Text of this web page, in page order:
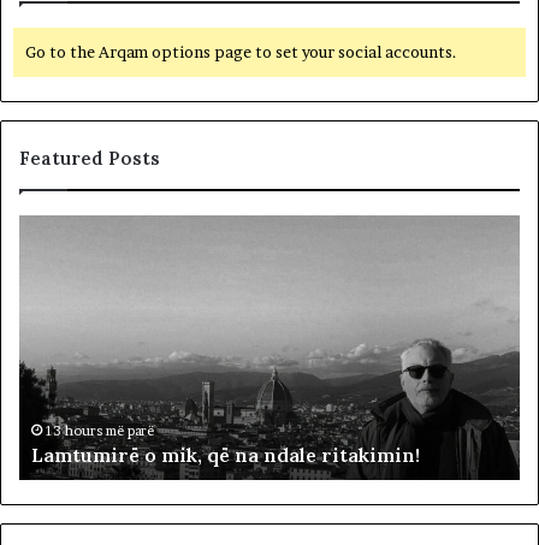
Go to the Arqam options page to set your social accounts.
Featured Posts
i
m
i
k
13 hours më parë
Lamtumirë o mik, që na ndale ritakimin!
p
a